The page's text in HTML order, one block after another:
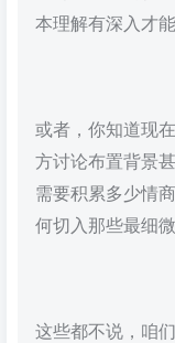
本理解有深入才
或者，你知道现
方讨论布置背景
需要积累多少情
何切入那些最细
这些都不说，咱